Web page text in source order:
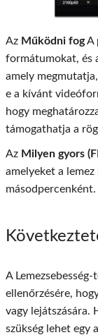
Az Működni fogA
formátumokat, és
amely
e a kívánt
hogy
támogathatja a
Az Milyen gyors
amelyeket a
másodpercenként.
A
ellenőrzésére,
vagy lejátszására.
szükség lehet egy